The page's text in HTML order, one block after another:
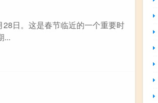
日。这是春节临近的一个重要时
...